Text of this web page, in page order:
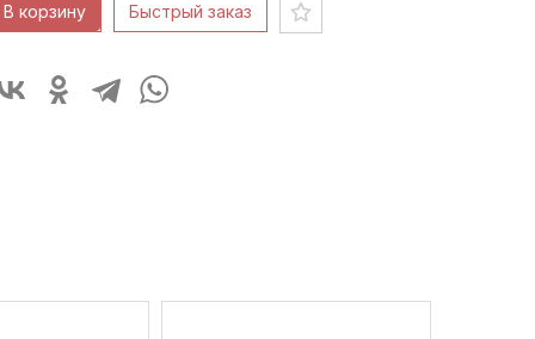
В корзину Быстрый заказ